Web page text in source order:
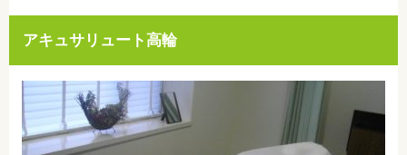
アキュサリュート高輪